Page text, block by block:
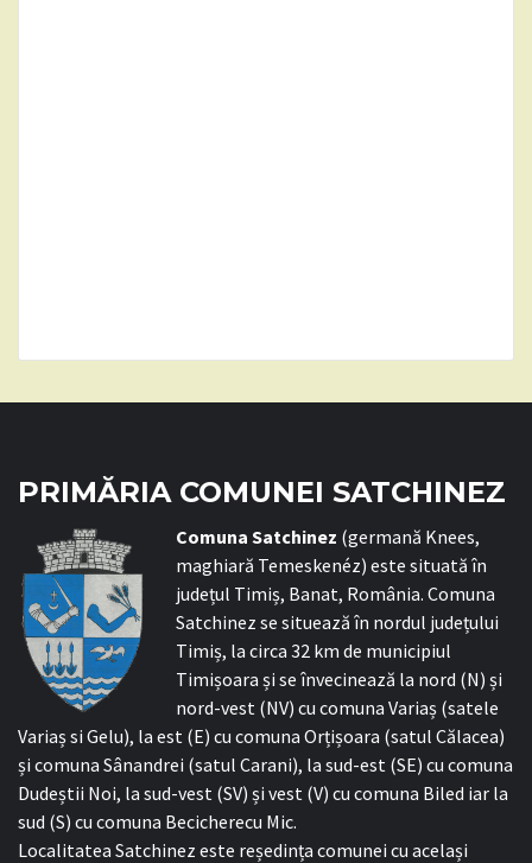
PRIMĂRIA COMUNEI SATCHINEZ
Comuna Satchinez (germană Knees,
maghiară Temeskenéz) este situată în
județul Timiș, Banat, România. Comuna
Satchinez se situează în nordul județului
Timiș, la circa 32 km de municipiul
Timișoara și se învecinează la nord (N) și
nord-vest (NV) cu comuna Variaș (satele
Variaș si Gelu), la est (E) cu comuna Orțișoara (satul Călacea)
și comuna Sânandrei (satul Carani), la sud-est (SE) cu comuna
Dudeștii Noi, la sud-vest (SV) și vest (V) cu comuna Biled iar la
sud (S) cu comuna Becicherecu Mic.
Localitatea Satchinez este reședința comunei cu același